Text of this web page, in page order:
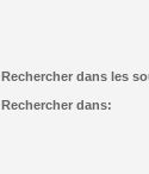
Rechercher dans les
Rechercher dans: